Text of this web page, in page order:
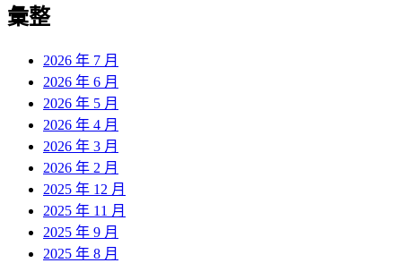
彙整
2026 年 7 月
2026 年 6 月
2026 年 5 月
2026 年 4 月
2026 年 3 月
2026 年 2 月
2025 年 12 月
2025 年 11 月
2025 年 9 月
2025 年 8 月